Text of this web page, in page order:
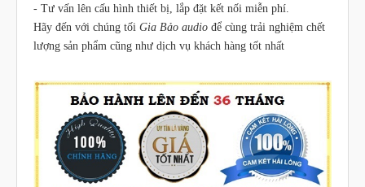
- Tư vấn lên cấu hình thiết bị, lắp đặt kết nối miễn phí.
Hãy đến với chúng tối Gia Bảo audio để cùng trải nghiệm chết
lượng sản phẩm cũng như dịch vụ khách hàng tốt nhất